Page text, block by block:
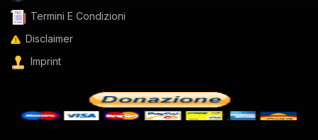
Termini E Condizioni
Disclaimer
Imprint